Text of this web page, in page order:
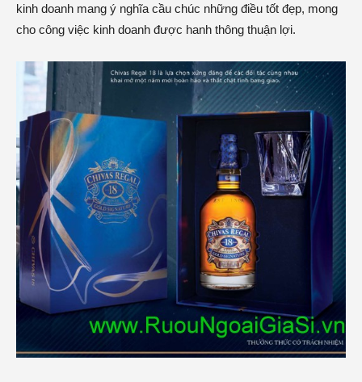
kinh doanh mang ý nghĩa cầu chúc những điều tốt đẹp, mong
cho công việc kinh doanh được hanh thông thuận lợi.